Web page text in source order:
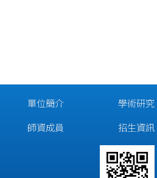
單位簡介
師資成員
學術研究
招生資訊